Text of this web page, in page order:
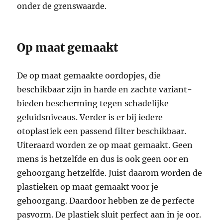
onder de grenswaarde.
Op maat gemaakt
De op maat gemaakte oordopjes, die
beschikbaar zijn in harde en zachte variant-
bieden bescherming tegen schadelijke
geluidsniveaus. Verder is er bij iedere
otoplastiek een passend filter beschikbaar.
Uiteraard worden ze op maat gemaakt. Geen
mens is hetzelfde en dus is ook geen oor en
gehoorgang hetzelfde. Juist daarom worden de
plastieken op maat gemaakt voor je
gehoorgang. Daardoor hebben ze de perfecte
pasvorm. De plastiek sluit perfect aan in je oor.